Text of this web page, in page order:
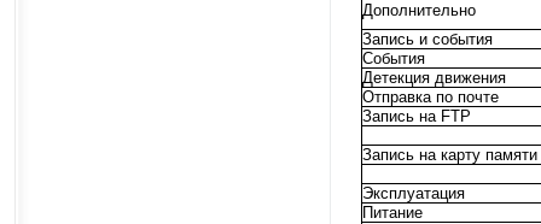
Дополнительно
Запись и события
События
Детекция движения
Отправка по почте
Запись на FTP
Запись на карту памяти
Эксплуатация
Питание